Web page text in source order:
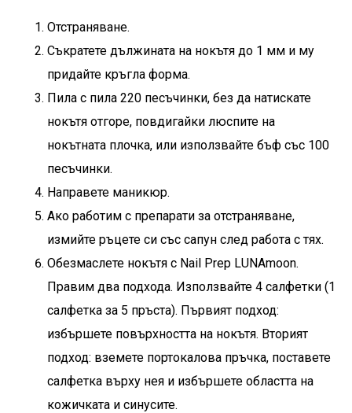
Отстраняване.
Съкратете дължината на нокътя до 1 мм и му
придайте кръгла форма.
Пила с пила 220 песъчинки, без да натискате
нокътя отгоре, повдигайки люспите на
нокътната плочка, или използвайте бъф със 100
песъчинки.
Направете маникюр.
Ако работим с препарати за отстраняване,
измийте ръцете си със сапун след работа с тях.
Обезмаслете нокътя с Nail Prep LUNAmoon.
Правим два подхода. Използвайте 4 салфетки (1
салфетка за 5 пръста). Първият подход:
избършете повърхността на нокътя. Вторият
подход: вземете портокалова пръчка, поставете
салфетка върху нея и избършете областта на
кожичката и синусите.